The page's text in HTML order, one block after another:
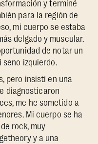
y terminé
para la región de
mi cuerpo se estaba
delgado y muscular.
de notar un
seno izquierdo.
pero insistí en una
diagnosticaron
me he sometido a
Mi cuerpo se ha
rock, muy
y a una